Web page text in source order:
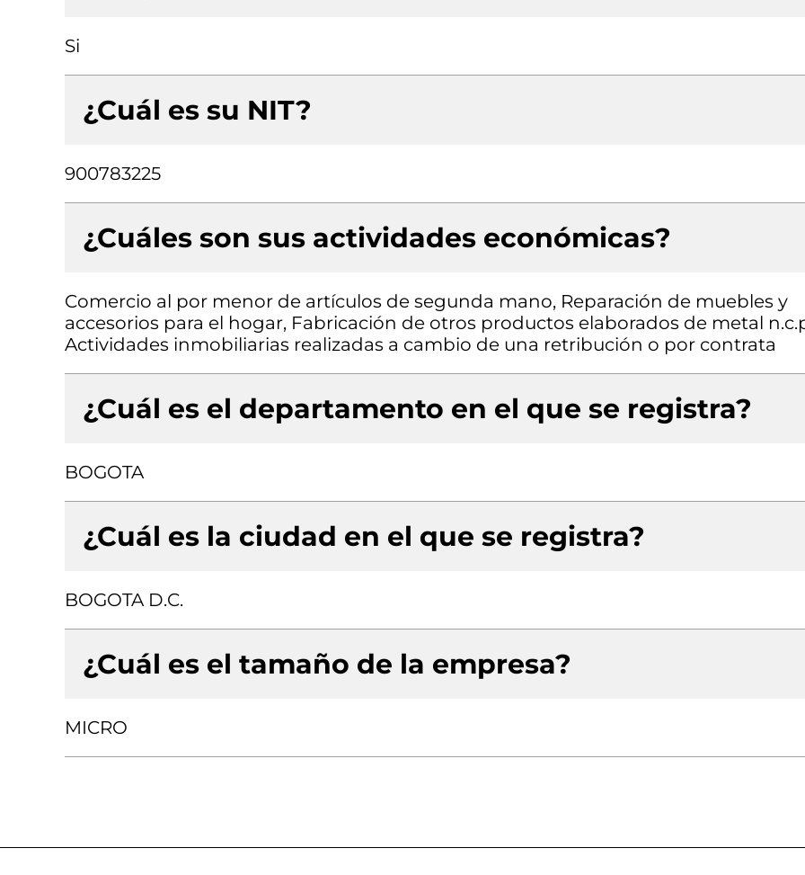
Si
¿Cuál es su NIT?
900783225
¿Cuáles son sus actividades económicas?
Comercio al por menor de artículos de segunda mano, Reparación de muebles y
accesorios para el hogar, Fabricación de otros productos elaborados de metal
Actividades inmobiliarias realizadas a cambio de una retribución o por contrata
¿Cuál es el departamento en el que se registra?
BOGOTA
¿Cuál es la ciudad en el que se registra?
BOGOTA D.C.
¿Cuál es el tamaño de la empresa?
MICRO